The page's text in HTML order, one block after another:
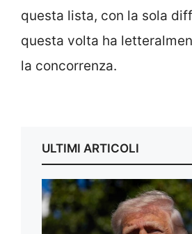
questa lista, con la sola
questa volta ha
la concorrenza.
ULTIMI ARTICOLI